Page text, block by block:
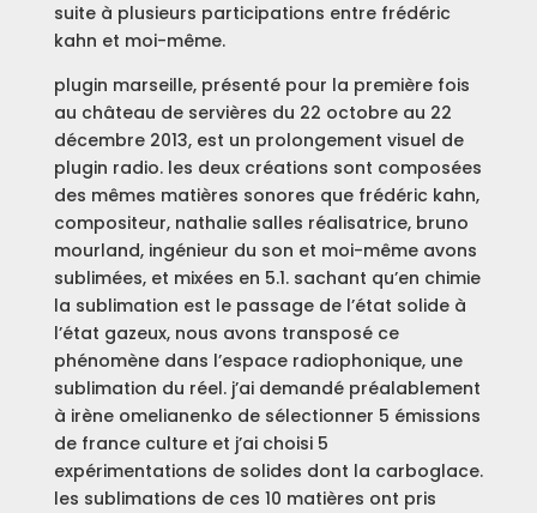
suite à plusieurs participations entre frédéric
kahn et moi-même.
plugin marseille, présenté pour la première fois
au château de servières du 22 octobre au 22
décembre 2013, est un prolongement visuel de
plugin radio. les deux créations sont composées
des mêmes matières sonores que frédéric kahn,
compositeur, nathalie salles réalisatrice, bruno
mourland, ingénieur du son et moi-même avons
sublimées, et mixées en 5.1. sachant qu’en chimie
la sublimation est le passage de l’état solide à
l’état gazeux, nous avons transposé ce
phénomène dans l’espace radiophonique, une
sublimation du réel. j’ai demandé préalablement
à irène omelianenko de sélectionner 5 émissions
de france culture et j’ai choisi 5
expérimentations de solides dont la carboglace.
les sublimations de ces 10 matières ont pris